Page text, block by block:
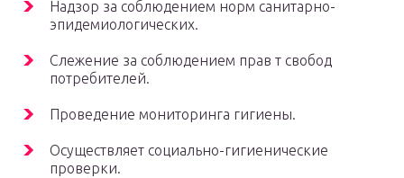
Надзор за соблюдением норм санитарно-
эпидемиологических.
Слежение за соблюдением прав т свобод
потребителей.
Проведение мониторинга гигиены.
Осуществляет социально-гигиенические
проверки.